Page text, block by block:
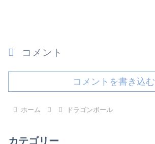
コメント
コメントを書き込む
ホーム ドラゴンボール
カテゴリー